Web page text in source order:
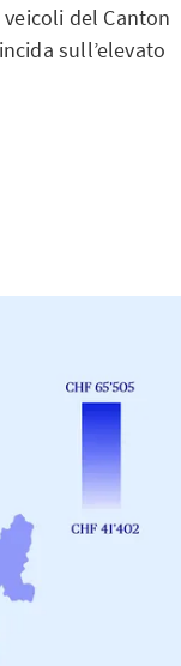
del Canton
sull’elevato